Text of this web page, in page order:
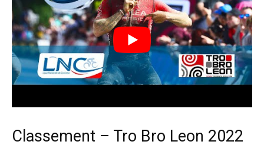
Classement – Tro Bro Leon 2022